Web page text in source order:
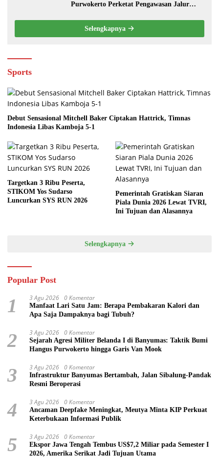
Purwokerto Perketat Pengawasan Jalur
Selengkapnya
Sports
Debut Sensasional Mitchell Baker Ciptakan Hattrick, Timnas
Indonesia Libas Kamboja 5-1
Targetkan 3 Ribu Peserta,
STIKOM Yos Sudarso
Luncurkan SYS RUN 2026
Pemerintah Gratiskan Siaran
Piala Dunia 2026 Lewat TVRI,
Ini Tujuan dan Alasannya
Selengkapnya
Popular Post
1 3 Agu 2026 0 Komentar
Manfaat Lari Satu Jam: Berapa Pembakaran Kalori dan
Apa Saja Dampaknya bagi Tubuh?
2 3 Agu 2026 0 Komentar
Sejarah Agresi Militer Belanda I di Banyumas: Taktik Bumi
Hangus Purwokerto hingga Garis Van Mook
3 3 Agu 2026 0 Komentar
Infrastruktur Banyumas Bertambah, Jalan Sibalung-Pandak
Resmi Beroperasi
4 3 Agu 2026 0 Komentar
Ancaman Deepfake Meningkat, Meutya Minta KIP Perkuat
Keterbukaan Informasi Publik
5 3 Agu 2026 0 Komentar
Ekspor Jawa Tengah Tembus US$7,2 Miliar pada Semester I
2026, Amerika Serikat Jadi Tujuan Utama